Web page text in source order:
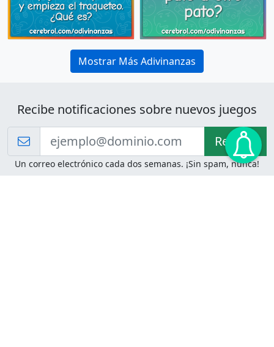
Mostrar Más Adivinanzas
Recibe notificaciones sobre nuevos juegos
Recibir!
Un correo electrónico cada dos semanas. ¡Sin spam, nunca!